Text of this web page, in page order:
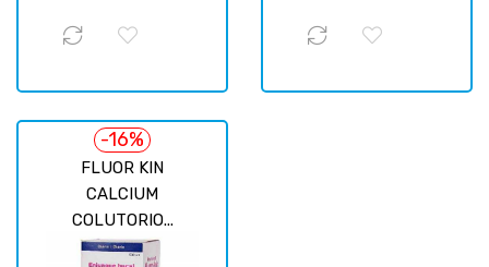
FLUOR KIN
CALCIUM
COLUTORIO...
-16%